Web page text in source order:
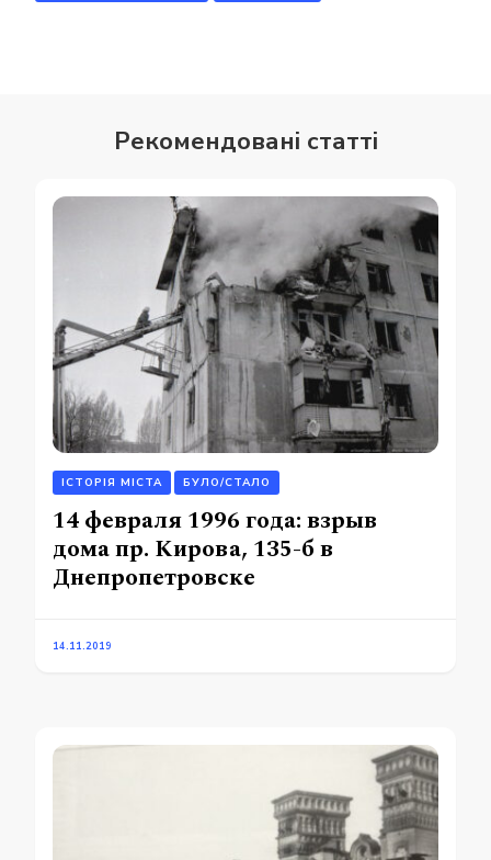
Рекомендовані статті
ІСТОРІЯ МІСТА БУЛО/СТАЛО
14 февраля 1996 года: взрыв
дома пр. Кирова, 135-б в
Днепропетровске
14.11.2019